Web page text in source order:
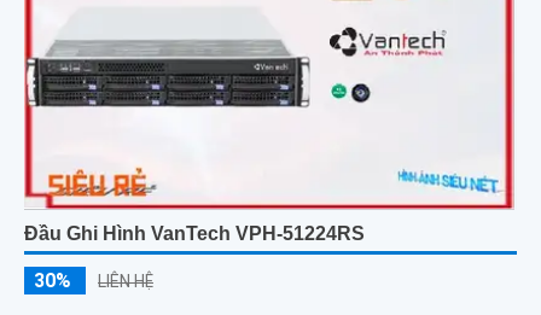
Đầu Ghi Hình VanTech VPH-51224RS
30% LIÊN HỆ